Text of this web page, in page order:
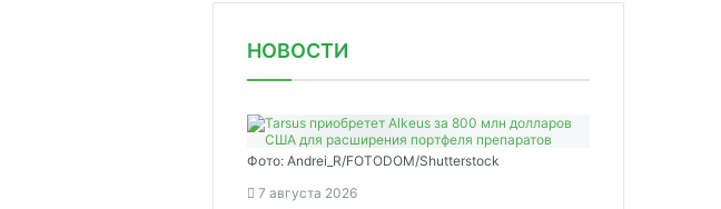
НОВОСТИ
Фото: Andrei_R/FOTODOM/Shutterstock
7 августа 2026